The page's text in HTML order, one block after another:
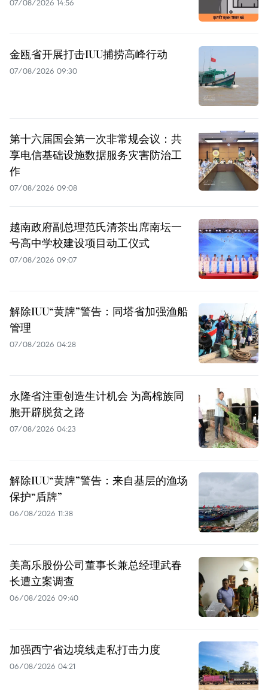
07/08/2026 14:56
金瓯省开展打击IUU捕捞高峰行动
07/08/2026 09:30
第十六届国会第一次非常规会议：共
享电信基础设施数据服务灾害防治工
作
07/08/2026 09:08
越南政府副总理范氏清茶出席南坛一
号高中学校建设项目动工仪式
07/08/2026 09:07
解除IUU“黄牌”警告：同塔省加强渔船
管理
07/08/2026 04:28
永隆省注重创造生计机会 为高棉族同
胞开辟脱贫之路
07/08/2026 04:23
解除IUU“黄牌”警告：来自基层的渔场
保护“盾牌”
06/08/2026 11:38
美高乐股份公司董事长兼总经理武春
长遭立案调查
06/08/2026 09:40
加强西宁省边境线走私打击力度
06/08/2026 04:21